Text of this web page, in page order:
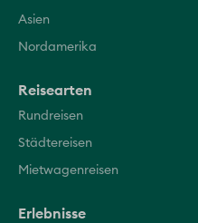
Asien
Nordamerika
Reisearten
Rundreisen
Städtereisen
Mietwagenreisen
Erlebnisse